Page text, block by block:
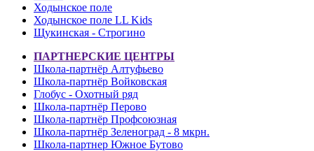
Ходынское поле
Ходынское поле LL Kids
Щукинская - Строгино
ПАРТНЕРСКИЕ ЦЕНТРЫ
Школа-партнёр Алтуфьево
Школа-партнёр Войковская
Глобус - Охотный ряд
Школа-партнёр Перово
Школа-партнёр Профсоюзная
Школа-партнёр Зеленоград - 8 мкрн.
Школа-партнер Южное Бутово